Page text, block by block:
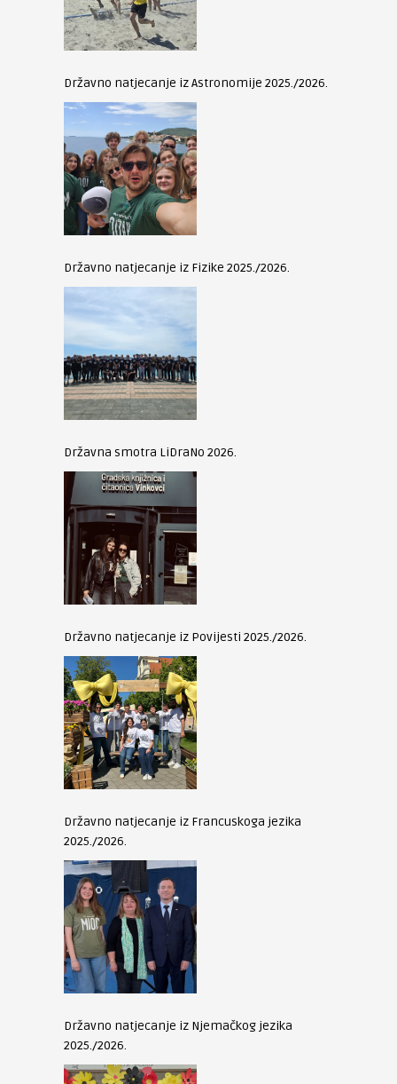
Državno natjecanje iz Astronomije 2025./2026.
Državno natjecanje iz Fizike 2025./2026.
Državna smotra LiDraNo 2026.
Državno natjecanje iz Povijesti 2025./2026.
Državno natjecanje iz Francuskoga jezika
2025./2026.
Državno natjecanje iz Njemačkog jezika
2025./2026.